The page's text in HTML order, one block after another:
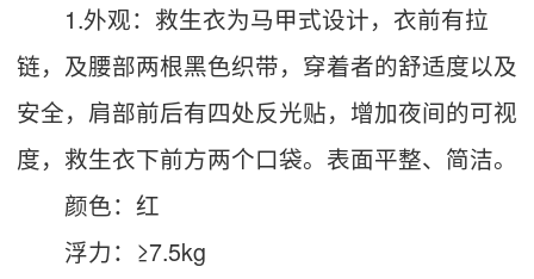
1.外观：救生衣为马甲式设计，衣前有拉
链，及腰部两根黑色织带，穿着者的舒适度以及
安全，肩部前后有四处反光贴，增加夜间的可视
度，救生衣下前方两个口袋。表面平整、简洁。
颜色：红
浮力：≥7.5kg